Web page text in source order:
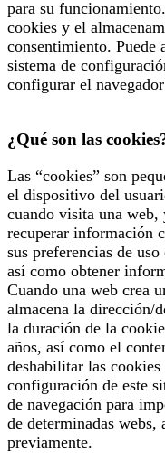
para su
cookies y el
consentimiento. Puede
sistema de
configurar el
¿Qué son las
Las “cookies” son
el dispositivo del
cuando visita una web,
recuperar información
sus preferencias de
así como obtener
Cuando una web crea
almacena la dirección/
la duración de la
años, así como el
deshabilitar las
configuración de este
de navegación para
de determinadas webs,
previamente.